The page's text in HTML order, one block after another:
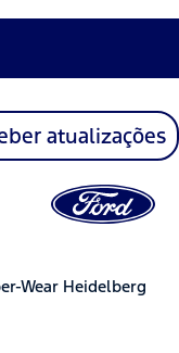
atualizações
Wear Heidelberg